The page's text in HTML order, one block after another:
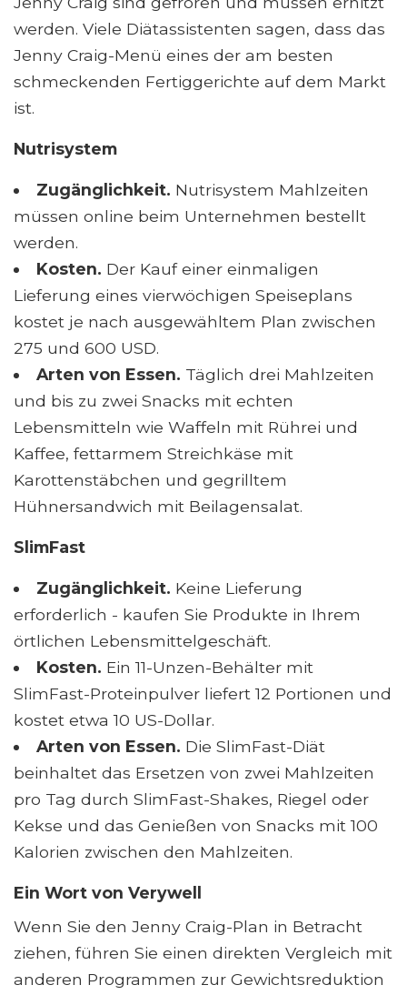
werden. Viele Diätassistenten sagen, dass das
Jenny Craig-Menü eines der am besten
schmeckenden Fertiggerichte auf dem Markt
ist.
Nutrisystem
Zugänglichkeit. Nutrisystem Mahlzeiten
müssen online beim Unternehmen bestellt
werden.
Kosten. Der Kauf einer einmaligen
Lieferung eines vierwöchigen Speiseplans
kostet je nach ausgewähltem Plan zwischen
275 und 600 USD.
Arten von Essen. Täglich drei Mahlzeiten
und bis zu zwei Snacks mit echten
Lebensmitteln wie Waffeln mit Rührei und
Kaffee, fettarmem Streichkäse mit
Karottenstäbchen und gegrilltem
Hühnersandwich mit Beilagensalat.
SlimFast
Zugänglichkeit. Keine Lieferung
erforderlich - kaufen Sie Produkte in Ihrem
örtlichen Lebensmittelgeschäft.
Kosten. Ein 11-Unzen-Behälter mit
SlimFast-Proteinpulver liefert 12 Portionen und
kostet etwa 10 US-Dollar.
Arten von Essen. Die SlimFast-Diät
beinhaltet das Ersetzen von zwei Mahlzeiten
pro Tag durch SlimFast-Shakes, Riegel oder
Kekse und das Genießen von Snacks mit 100
Kalorien zwischen den Mahlzeiten.
Ein Wort von Verywell
Wenn Sie den Jenny Craig-Plan in Betracht
ziehen, führen Sie einen direkten Vergleich mit
anderen Programmen zur Gewichtsreduktion